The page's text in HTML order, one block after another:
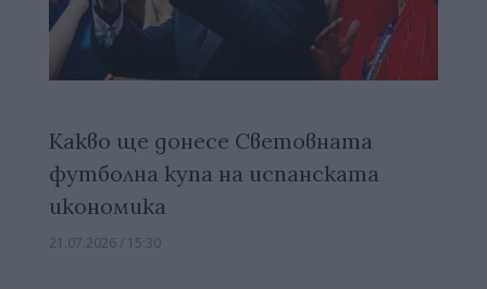
Какво ще донесе Световната
футболна купа на испанската
икономика
21.07.2026 / 15:30